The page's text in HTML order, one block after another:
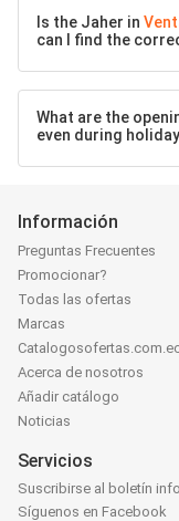
Is the Jaher in
can I find the
What are the
even during
Información
Preguntas Frecuentes
Promocionar?
Todas las ofertas
Marcas
Acerca de nosotros
Añadir catálogo
Noticias
Servicios
Suscribirse al boletín
Síguenos en Facebook